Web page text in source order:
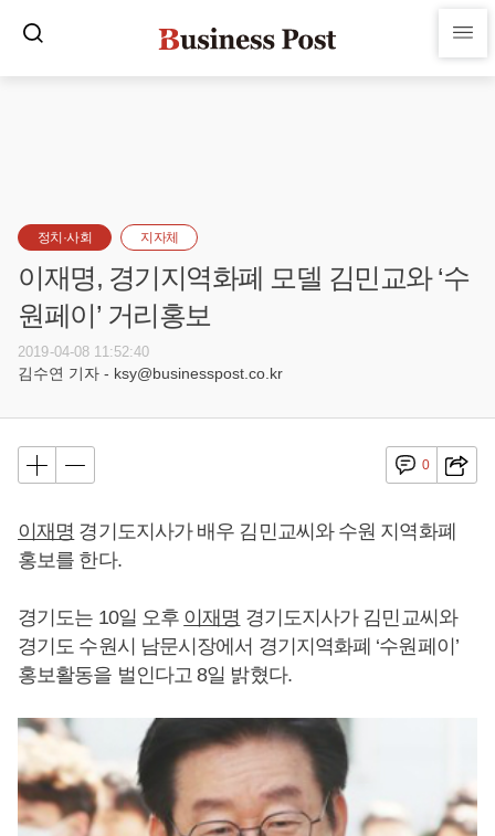
정치·사회 지자체
이재명, 경기지역화폐 모델 김민교와 ‘수
원페이’ 거리홍보
2019-04-08 11:52:40
김수연 기자 - ksy@businesspost.co.kr
0
이재명 경기도지사가 배우 김민교씨와 수원 지역화폐
홍보를 한다.
경기도는 10일 오후 이재명 경기도지사가 김민교씨와
경기도 수원시 남문시장에서 경기지역화폐 ‘수원페이’
홍보활동을 벌인다고 8일 밝혔다.